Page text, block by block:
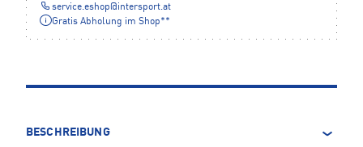
service.eshop@ intersport.at
Gratis Abholung im Shop**
BESCHREIBUNG